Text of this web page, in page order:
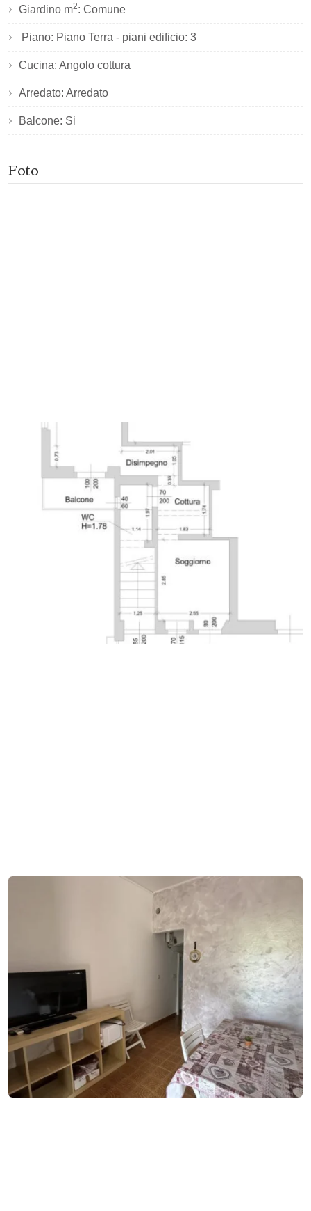
Giardino m2: Comune
Piano: Piano Terra - piani edificio: 3
Cucina: Angolo cottura
Arredato: Arredato
Balcone: Si
Foto